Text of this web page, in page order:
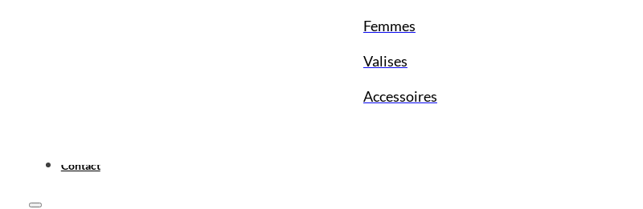
Femmes
Valises
Accessoires
Contact